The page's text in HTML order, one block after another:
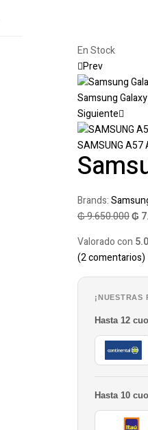
En Stock
Prev
Samsung
Siguiente
SAMSUNG A57
Brands:
₲9.650.000₲
Valorado con
(2comentarios)
¡NUESTRAS
Hasta 12
Hasta 10